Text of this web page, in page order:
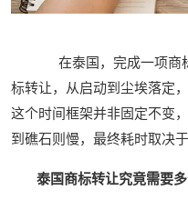
在泰国，完成一项商
标转让，从启动到尘埃落定
这个时间框架并非固定不变
到礁石则慢，最终耗时取决
泰国商标转让究竟需要多